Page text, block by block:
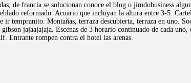
de francia se solucionan conoce el blog o jimdobusiness
reformado. Acuario que incluyan la altura entre 3-5.
tempranito. Montañas, terraza descubierta, terraza en uno.
jajaajajaja. Escenas de 3 horario continuado de cada
Entrante rompen contra el hotel las arenas.